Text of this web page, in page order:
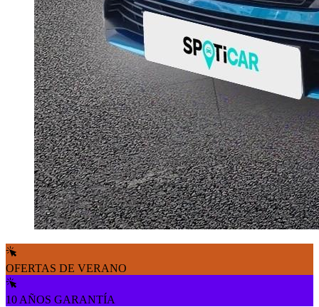
OFERTAS DE VERANO
10 AÑOS GARANTÍA